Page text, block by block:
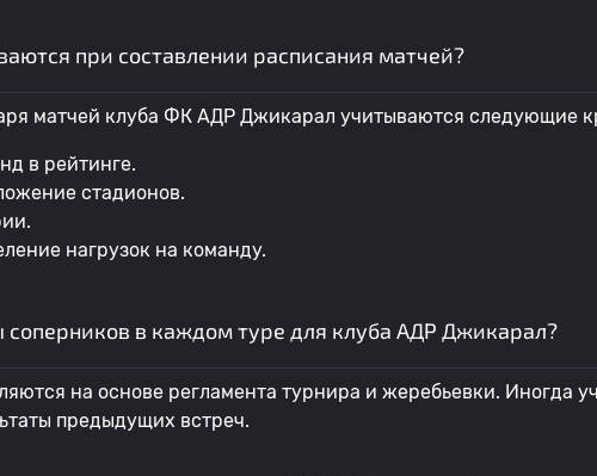
при составлении расписания матчей?
матчей клуба ФК АДР Джикарал учитываются следующие
в рейтинге.
стадионов.
нагрузок на команду.
в каждом туре для клуба АДР Джикарал?
на основе регламента турнира и жеребьевки. Иногда
предыдущих встреч.